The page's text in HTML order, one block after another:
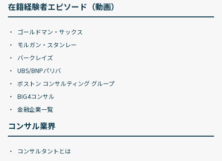
在籍経験者エピソード（動画）
ゴールドマン・サックス
モルガン・スタンレー
バークレイズ
UBS/BNPパリバ
ボストン コンサルティング グループ
BIG4コンサル
金融企業一覧
コンサル業界
コンサルタントとは